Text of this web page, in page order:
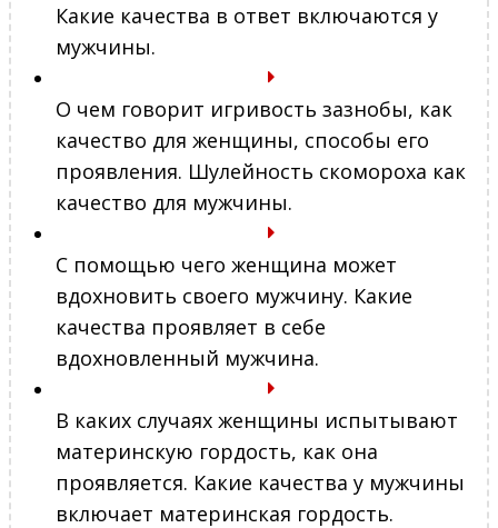
Какие качества в ответ включаются у
мужчины.
О чем говорит игривость зазнобы, как
качество для женщины, способы его
проявления. Шулейность скомороха как
качество для мужчины.
С помощью чего женщина может
вдохновить своего мужчину. Какие
качества проявляет в себе
вдохновленный мужчина.
В каких случаях женщины испытывают
материнскую гордость, как она
проявляется. Какие качества у мужчины
включает материнская гордость.